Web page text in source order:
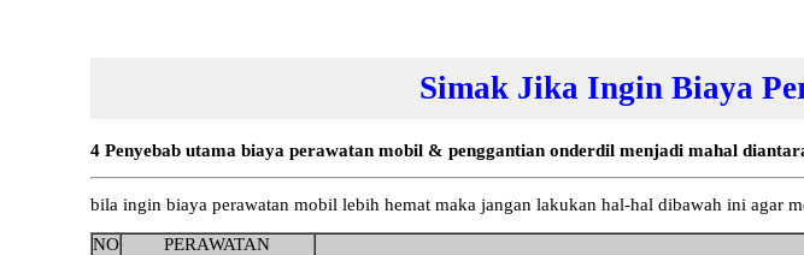
Simak Jika Ingin Biaya
4 Penyebab utama biaya perawatan mobil & penggantian onderdil menjadi mahal
bila ingin biaya perawatan mobil lebih hemat maka jangan lakukan hal-hal dibawah ini agar
NO PERAWATAN